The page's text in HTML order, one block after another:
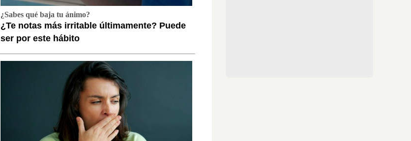
¿Sabes qué baja tu ánimo?
¿Te notas más irritable últimamente? Puede
ser por este hábito